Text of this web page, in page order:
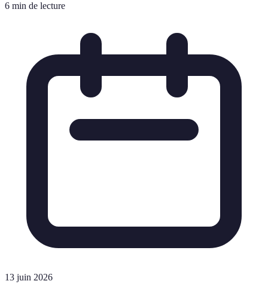
6 min de lecture
13 juin 2026